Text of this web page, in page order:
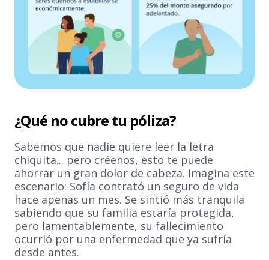
¿Qué no cubre tu póliza?
Sabemos que nadie quiere leer la letra
chiquita... pero créenos, esto te puede
ahorrar un gran dolor de cabeza. Imagina este
escenario: Sofía contrató un seguro de vida
hace apenas un mes. Se sintió más tranquila
sabiendo que su familia estaría protegida,
pero lamentablemente, su fallecimiento
ocurrió por una enfermedad que ya sufría
desde antes.